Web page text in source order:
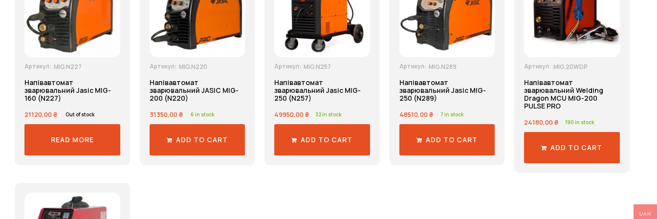
Артикул: MIG.N227
Напівавтомат
зварювальний Jasic MIG-
160 (N227)
21120,00₴ Out of stock
READ MORE
Артикул: MIG.N220
Напівавтомат
зварювальний JASIC MIG-
200 (N220)
31350,00₴ 6 in stock
ADD TO CART
Артикул: MIG.N257
Напівавтомат
зварювальний Jasic MIG-
250 (N257)
49950,00₴ 32 in stock
ADD TO CART
Артикул: MIG.N289
Напівавтомат
зварювальний Jasic MIG-
250 (N289)
48510,00₴ 7 in stock
ADD TO CART
Артикул: MIG.20WDP
Напівавтомат
зварювальний Welding
Dragon MCU MIG-200
PULSE PRO
24180,00₴ 190 in stock
ADD TO CART
UAH